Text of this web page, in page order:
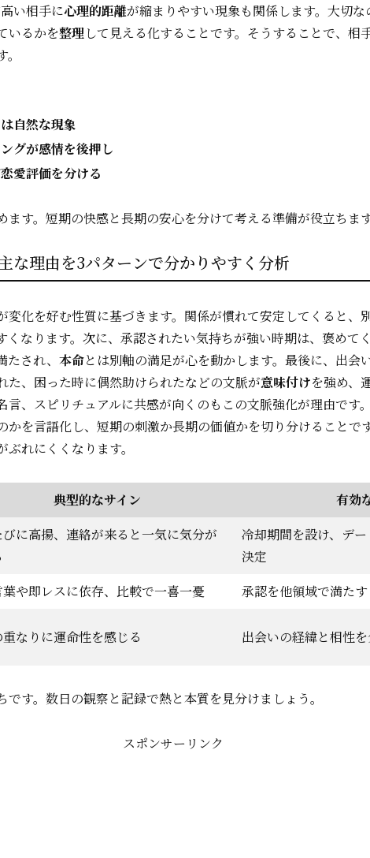
い相手に心理的距離が縮まりやすい現象も関係します。大切
いるかを整理して見える化することです。そうすることで、相
自然な現象
グが感情を後押し
愛評価を分ける
す。短期の快感と長期の安心を分けて考える準備が役立ちます
な理由を3パターンで分かりやすく分析
変化を好む性質に基づきます。関係が慣れて安定してくると、
くなります。次に、承認されたい気持ちが強い時期は、褒めて
され、 本命とは別軸の満足が心を動かします。最後に、出会
た、困った時に偶然助けられたなどの文脈が意味付けを強め、
言、スピリチュアルに共感が向くのもこの文脈強化が理由です
かを言語化し、短期の刺激か長期の価値かを切り分けることで
ぶれにくくなります。
典型的なサイン 有効
に高揚、連絡が来ると一気に気分が
冷却期間を設け、デ
決定
や即レスに依存、比較で一喜一憂
承認を他領域で満たす
なりに運命性を感じる 出会いの経緯と相性
す。数日の観察と記録で熱と本質を見分けましょう。
スポンサーリンク